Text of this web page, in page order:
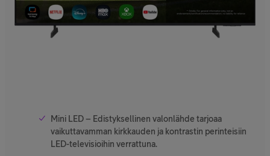
Mini LED – Edistyksellinen valonlähde tarjoaa
vaikuttavamman kirkkauden ja kontrastin perinteisiin
LED-televisioihin verrattuna.